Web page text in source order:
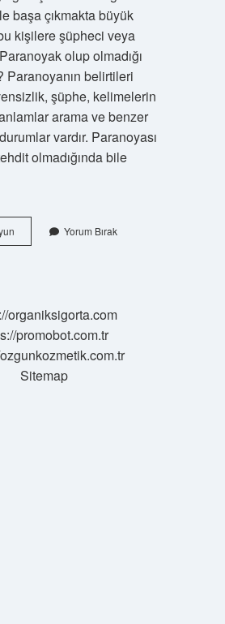
başa çıkmakta büyük
kişilere şüpheci veya
olup olmadığı
Paranoyanın belirtileri
şüphe, kelimelerin
arama ve benzer
vardır. Paranoyası
olmadığında bile
Kuşku
Duygusu
Yorum Bırak
organiksigorta.com
promobot.com.tr
Sitemap